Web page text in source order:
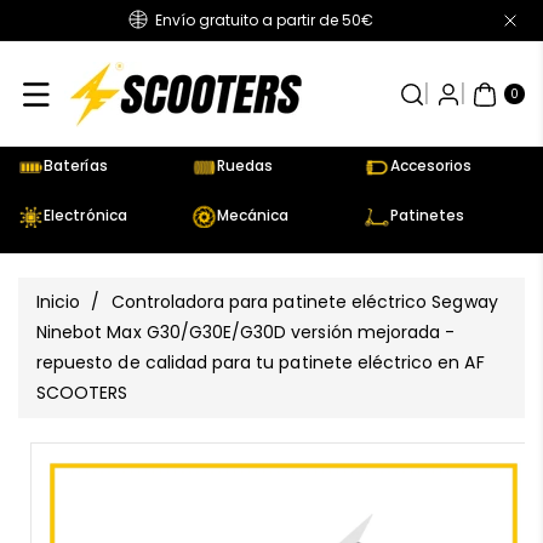
Envío gratuito a partir de 50€
0
AR
TÍC
UL
Baterías Ruedas Accesorios
Electrónica Mecánica Patinetes
Inicio / Controladora para patinete eléctrico Segway
Ninebot Max G30/G30E/G30D versión mejorada -
repuesto de calidad para tu patinete eléctrico en AF
SCOOTERS
A La